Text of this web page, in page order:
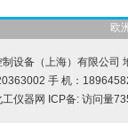
欧
设备（上海）有限公司
手 机：
工仪器网 ICP备: 访问量